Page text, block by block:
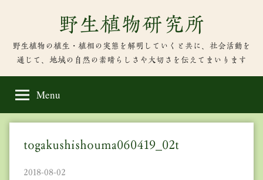
content
野生植物研究所
野生植物の植生・植相の実態を解明していくと共に、社会活動を
通じて、地域の自然の素晴らしさや大切さを伝えてまいります
Menu
togakushishouma060419_02t
2018-08-02